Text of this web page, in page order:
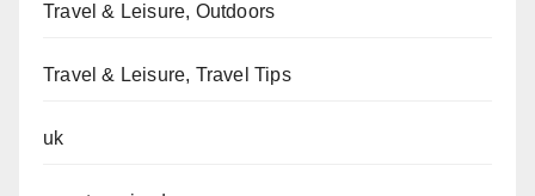
Travel & Leisure, Outdoors
Travel & Leisure, Travel Tips
uk